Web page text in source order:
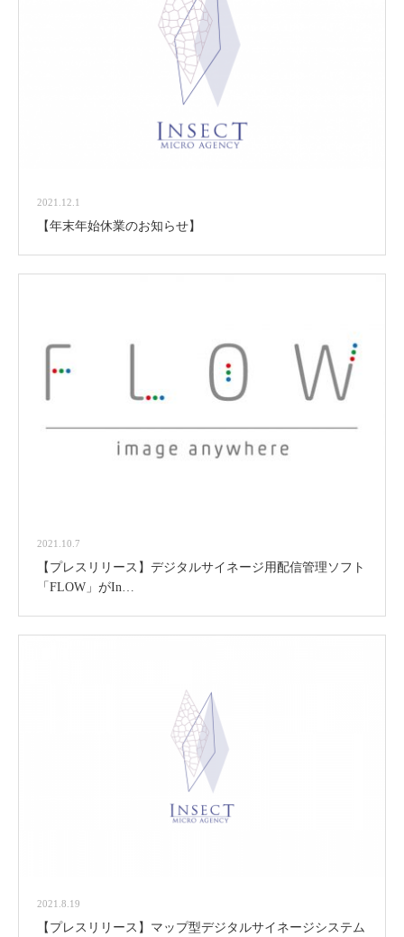
2021.12.1
【年末年始休業のお知らせ】
2021.10.7
【プレスリリース】デジタルサイネージ用配信管理ソフト
「FLOW」がIn…
2021.8.19
【プレスリリース】マップ型デジタルサイネージシステム